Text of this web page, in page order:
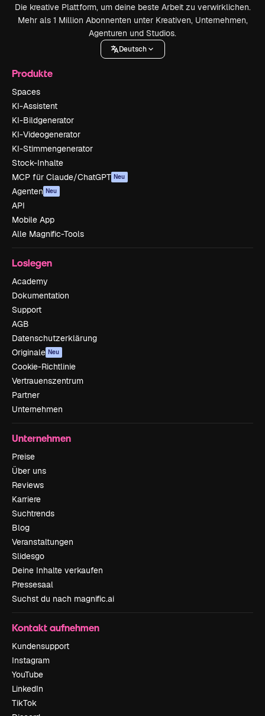
Die kreative Plattform, um deine beste Arbeit zu verwirklichen.
Mehr als 1 Million Abonnenten unter Kreativen, Unternehmen,
Agenturen und Studios.
Deutsch
Produkte
Spaces
KI-Assistent
KI-Bildgenerator
KI-Videogenerator
KI-Stimmengenerator
Stock-Inhalte
MCP für Claude/ChatGPT Neu
Agenten Neu
API
Mobile App
Alle Magnific-Tools
Loslegen
Academy
Dokumentation
Support
AGB
Datenschutzerklärung
Originale Neu
Cookie-Richtlinie
Vertrauenszentrum
Partner
Unternehmen
Unternehmen
Preise
Über uns
Reviews
Karriere
Suchtrends
Blog
Veranstaltungen
Slidesgo
Deine Inhalte verkaufen
Pressesaal
Suchst du nach magnific.ai
Kontakt aufnehmen
Kundensupport
Instagram
YouTube
LinkedIn
TikTok